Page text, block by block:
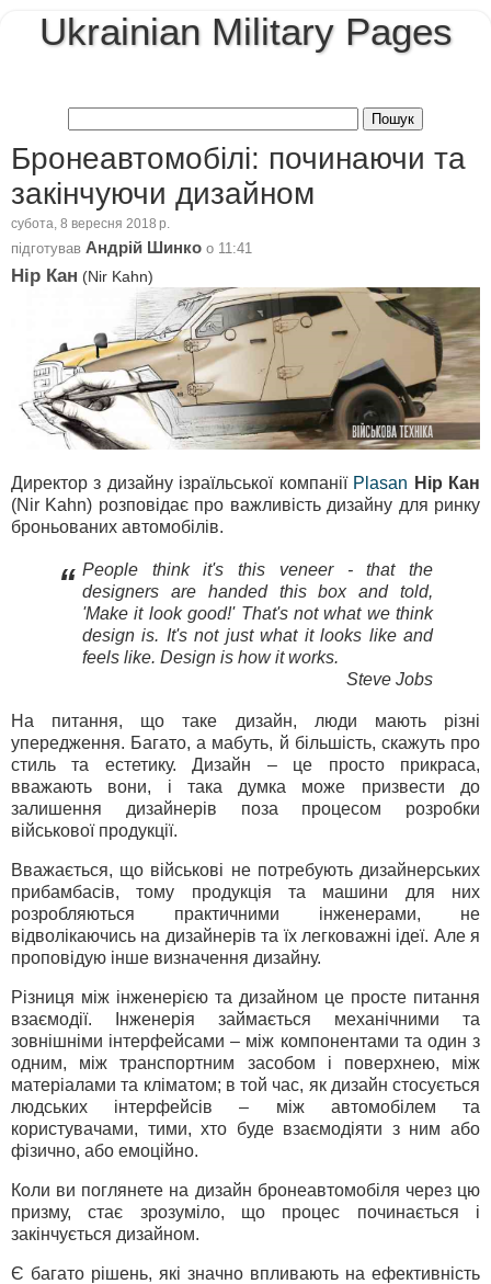
Ukrainian Military Pages
Бронеавтомобілі: починаючи та
закінчуючи дизайном
субота, 8 вересня 2018 р.
підготував Андрій Шинко о 11:41
Нір Кан (Nir Kahn)
Директор з дизайну ізраїльської компанії Plasan Нір Кан
(Nir Kahn) розповідає про важливість дизайну для ринку
броньованих автомобілів.
“ People think it's this veneer - that the
designers are handed this box and told,
'Make it look good!' That's not what we think
design is. It's not just what it looks like and
feels like. Design is how it works.
Steve Jobs
На питання, що таке дизайн, люди мають різні
упередження. Багато, а мабуть, й більшість, скажуть про
стиль та естетику. Дизайн – це просто прикраса,
вважають вони, і така думка може призвести до
залишення дизайнерів поза процесом розробки
військової продукції.
Вважається, що військові не потребують дизайнерських
прибамбасів, тому продукція та машини для них
розробляються практичними інженерами, не
відволікаючись на дизайнерів та їх легковажні ідеї. Але я
проповідую інше визначення дизайну.
Різниця між інженерією та дизайном це просте питання
взаємодії. Інженерія займається механічними та
зовнішніми інтерфейсами – між компонентами та один з
одним, між транспортним засобом і поверхнею, між
матеріалами та кліматом; в той час, як дизайн стосується
людських інтерфейсів – між автомобілем та
користувачами, тими, хто буде взаємодіяти з ним або
фізично, або емоційно.
Коли ви поглянете на дизайн бронеавтомобіля через цю
призму, стає зрозуміло, що процес починається і
закінчується дизайном.
Є багато рішень, які значно впливають на ефективність